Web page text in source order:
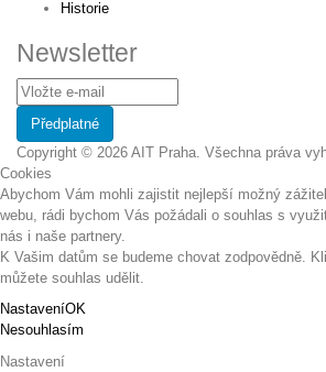
Historie
Newsletter
Copyright © 2026 AIT Praha. Všechna práva
Cookies
Abychom Vám mohli zajistit nejlepší možný
webu, rádi bychom Vás požádali o souhlas s
nás i naše partnery.
K Vašim datům se budeme chovat zodpovědně.
můžete souhlas udělit.
NastaveníOK
Nesouhlasím
Nastavení